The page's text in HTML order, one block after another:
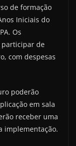
de formação
Iniciais do
Os
participar de
com despesas
poderão
em sala
receber uma
implementação.